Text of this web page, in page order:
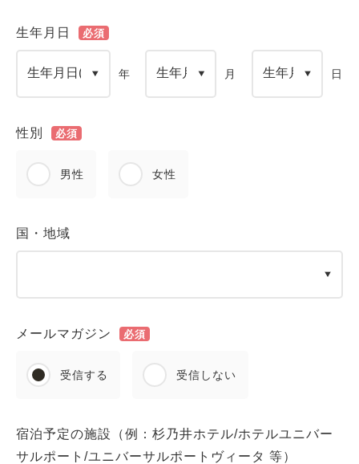
生年月日 必須
年 月 日
性別 必須
男性 女性
国・地域
メールマガジン 必須
受信する 受信しない
宿泊予定の施設（例：杉乃井ホテル/ホテルユニバー
サルポート/ユニバーサルポートヴィータ 等）